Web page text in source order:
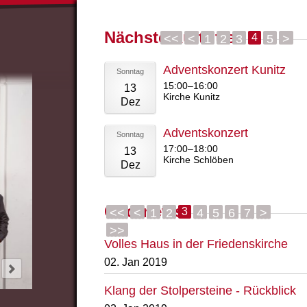
Nächste Auftritte
Sonntag
13
Dez
Adventskonzert Kunitz
15:00–16:00
Kirche Kunitz
Sonntag
13
Dez
Adventskonzert
17:00–18:00
Kirche Schlöben
<< < 1 2 3 4 5 >
Chornews
Volles Haus in der Friedenskirche
02. Jan 2019
Klang der Stolpersteine - Rückblick
<< < 1 2 3 4 5 6 7
>
>>